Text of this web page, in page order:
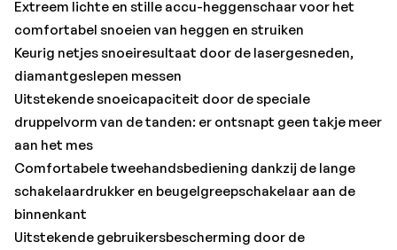
Milieuvriendelijk en stil door de werking op accu,
daardoor ook geschikt voor omgevingen die gevoelig
zijn voor lawaai
Veel merken, één accu-systeem: dit product kan met alle
18 Volt accu-packs en laders van de CAS-merken worden
gecombineerd: www.cordless-alliance-system.com
Met:
Beschermhoes, Zonder accu-pack, zonder lader•Merk:
Metabo
Extreem lichte en stille accu-heggenschaar voor het
comfortabel snoeien van heggen en struiken
Keurig netjes snoeiresultaat door de lasergesneden,
diamantgeslepen messen
Uitstekende snoeicapaciteit door de speciale
druppelvorm van de tanden: er ontsnapt geen takje meer
aan het mes
Comfortabele tweehandsbediening dankzij de lange
schakelaardrukker en beugelgreepschakelaar aan de
binnenkant
Uitstekende gebruikersbescherming door de